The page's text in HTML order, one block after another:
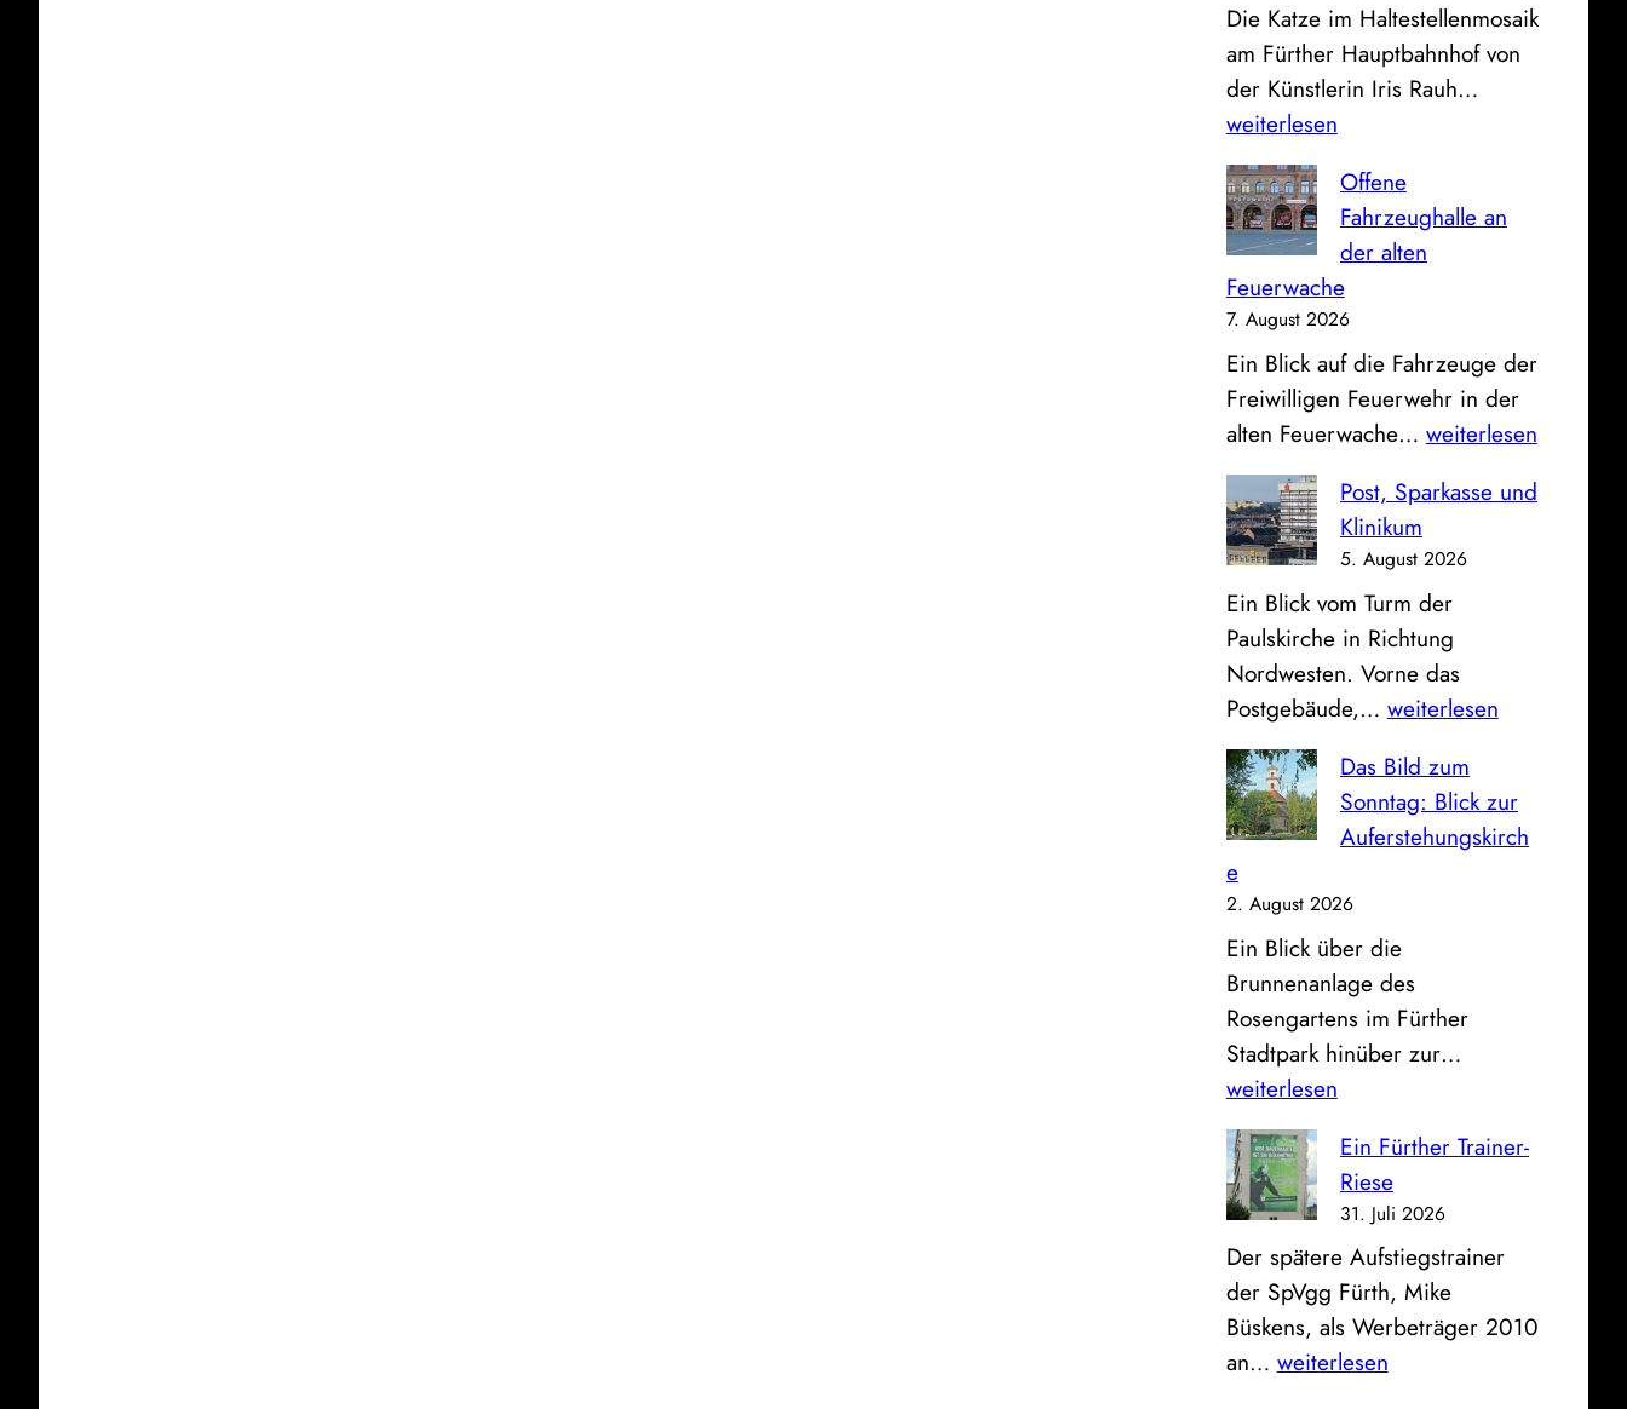
Die Katze im Haltestellenmosaik
am Fürther Hauptbahnhof von
der Künstlerin Iris Rauh…
a
o
m
B
h
weiterlesen
Offene
Fahrzeughalle an
der alten
Feuerwache
7. August 2026
Ein Blick auf die Fahrzeuge der
Freiwilligen Feuerwehr in der
alten Feuerwache… O
f
n
e
F
a
h
z
e
u
l
e
e
a
l
t
weiterlesen
Post, Sparkasse und
Klinikum
5. August 2026
Ein Blick vom Turm der
Paulskirche in Richtung
Nordwesten. Vorne das
Postgebäude,… P
s
t
,
a
r
k
a
e
u
d
K
l
i
weiterlesen
Das Bild zum
Sonntag: Blick zur
Auferstehungskirch
e
2. August 2026
Ein Blick über die
Brunnenanlage des
Rosengartens im Fürther
Stadtpark hinüber zur…
B
d
u
weiterlesen
Ein Fürther Trainer-
Riese
31. Juli 2026
Der spätere Aufstiegstrainer
der SpVgg Fürth, Mike
Büskens, als Werbeträger 2010
an… E
weiterlesen